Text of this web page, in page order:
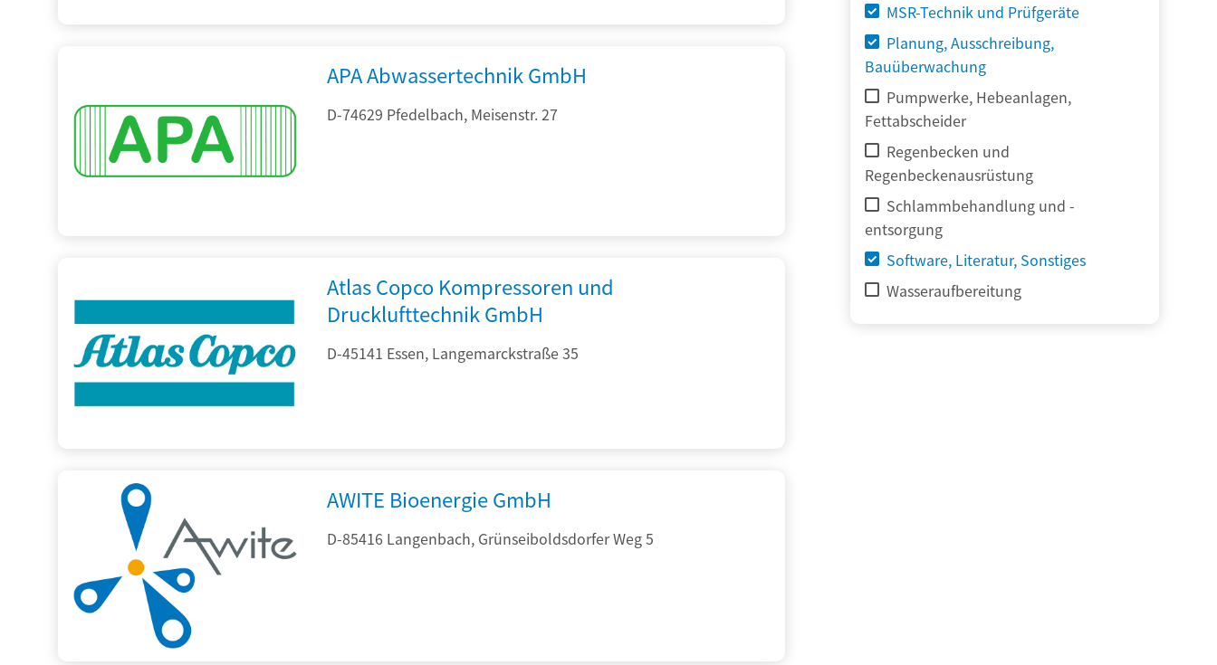
MSR-Technik und Prüfgeräte
Planung, Ausschreibung,
Bauüberwachung
Pumpwerke, Hebeanlagen,
Fettabscheider
Regenbecken und
Regenbeckenausrüstung
Schlammbehandlung und -
entsorgung
Software, Literatur, Sonstiges
Wasseraufbereitung
APA Abwassertechnik GmbH
D-74629 Pfedelbach, Meisenstr. 27
Atlas Copco Kompressoren und
Drucklufttechnik GmbH
D-45141 Essen, Langemarckstraße 35
AWITE Bioenergie GmbH
D-85416 Langenbach, Grünseiboldsdorfer Weg 5